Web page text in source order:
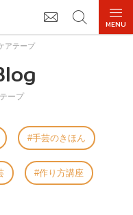
アテープ
ープ
手芸のきほん
作り方講座